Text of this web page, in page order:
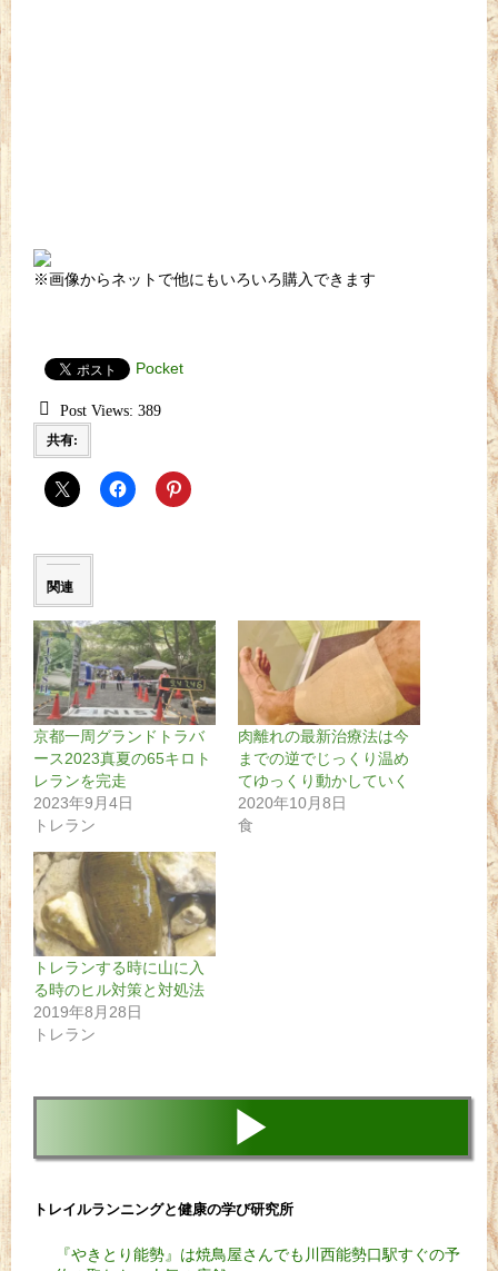
※画像からネットで他にもいろいろ購入できます
Pocket
Post Views: 389
共有:
関連
京都一周グランドトラバ
ース2023真夏の65キロト
レランを完走
2023年9月4日
トレラン
肉離れの最新治療法は今
までの逆でじっくり温め
てゆっくり動かしていく
2020年10月8日
食
トレランする時に山に入
る時のヒル対策と対処法
2019年8月28日
トレラン
▶
トレイルランニングと健康の学び研究所
『やきとり能勢』は焼鳥屋さんでも川西能勢口駅すぐの予